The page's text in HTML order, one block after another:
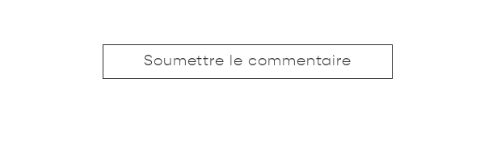
Soumettre le commentaire